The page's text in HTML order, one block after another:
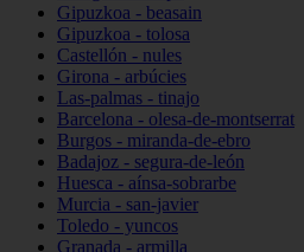
Gipuzkoa - beasain
Gipuzkoa - tolosa
Castellón - nules
Girona - arbúcies
Las-palmas - tinajo
Barcelona - olesa-de-montserrat
Burgos - miranda-de-ebro
Badajoz - segura-de-león
Huesca - aínsa-sobrarbe
Murcia - san-javier
Toledo - yuncos
Granada - armilla